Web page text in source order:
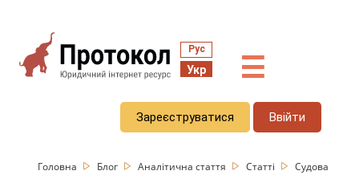
Рус
Укр ☰
Зареєструватися Ввійти
Головна Блог Аналітична стаття Статті
Судова